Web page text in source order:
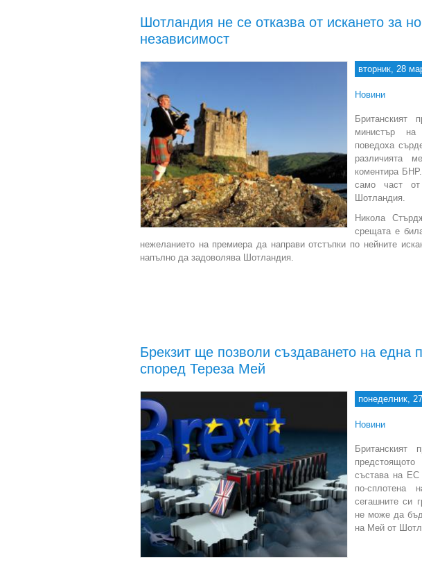
Шотландия не се отказва от искането за
независимост
вторник, 28
Новини
Британският
министър
поведоха
различията
коментира
само част
Шотландия.
Никола
срещата е
нежеланието на премиера да направи отстъпки по нейните
напълно да задоволява Шотландия.
Брекзит ще позволи създаването на една
според Тереза Мей
понеделник,
Новини
състава на ЕС
по-
сегашните си
не може да
на Мей от